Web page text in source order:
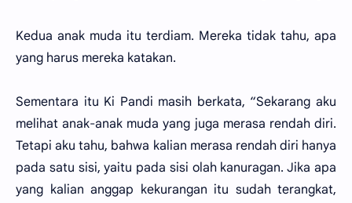
Kedua anak muda itu terdiam. Mereka tidak tahu, apa
yang harus mereka katakan.
Sementara itu Ki Pandi masih berkata, “Sekarang aku
melihat anak-anak muda yang juga merasa rendah diri.
Tetapi aku tahu, bahwa kalian merasa rendah diri hanya
pada satu sisi, yaitu pada sisi olah kanuragan. Jika apa
yang kalian anggap kekurangan itu sudah terangkat,